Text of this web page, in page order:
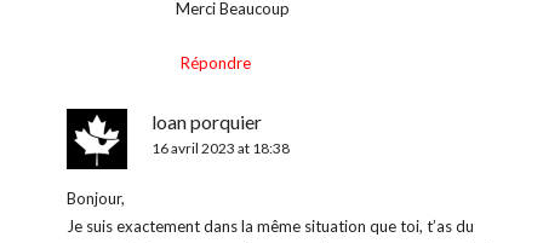
Merci Beaucoup
Répondre
loan porquier
16 avril 2023 at 18:38
Bonjour,
Je suis exactement dans la même situation que toi, t’as du